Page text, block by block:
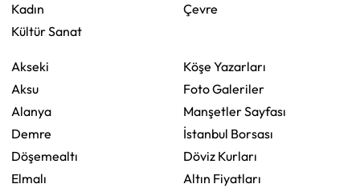
Kadın
Kültür Sanat
Çevre
Akseki
Aksu
Alanya
Demre
Döşemealtı
Elmalı
Köşe Yazarları
Foto Galeriler
Manşetler Sayfası
İstanbul Borsası
Döviz Kurları
Altın Fiyatları